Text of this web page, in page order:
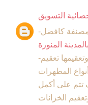
التسويق
مصنفة كافضل
المنورة
-فتقوم بجميع خدمات التنظيف ومنها تنظيف الخزان سواء كانت العلوية أو السفلية وتعقيمها تعقيم
تتم على أكمل
الخزانات